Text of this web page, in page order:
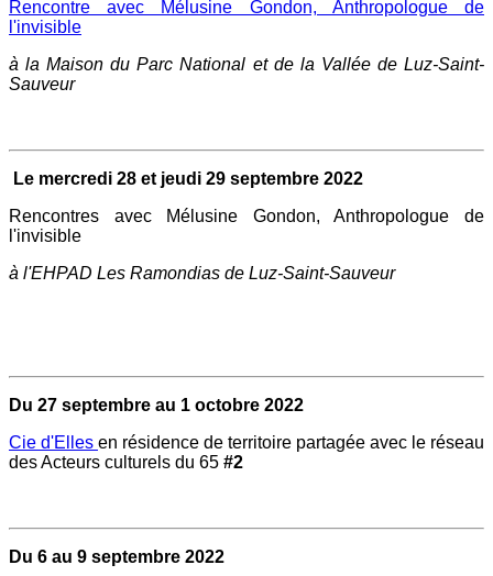
Rencontre avec Mélusine Gondon, Anthropologue de
l'invisible
à la Maison du Parc National et de la Vallée de Luz-Saint-
Sauveur
Le mercredi 28 et jeudi 29 septembre 2022
Rencontres avec Mélusine Gondon, Anthropologue de
l'invisible
à l'EHPAD Les Ramondias de Luz-Saint-Sauveur
Du 27 septembre au 1 octobre 2022
Cie d'Elles en résidence de territoire partagée avec le réseau
des Acteurs culturels du 65 #2
Du 6 au 9 septembre 2022